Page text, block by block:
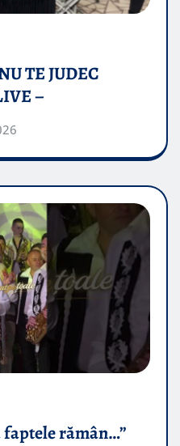
TE JUDEC
–
faptele rămân…”